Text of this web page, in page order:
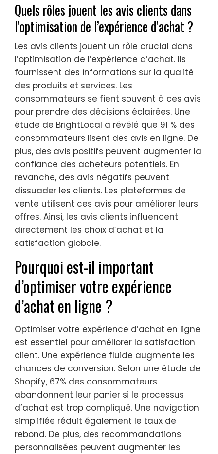
Quels rôles jouent les avis clients dans
l’optimisation de l’expérience d’achat ?
Les avis clients jouent un rôle crucial dans
l’optimisation de l’expérience d’achat. Ils
fournissent des informations sur la qualité
des produits et services. Les
consommateurs se fient souvent à ces avis
pour prendre des décisions éclairées. Une
étude de BrightLocal a révélé que 91 % des
consommateurs lisent des avis en ligne. De
plus, des avis positifs peuvent augmenter la
confiance des acheteurs potentiels. En
revanche, des avis négatifs peuvent
dissuader les clients. Les plateformes de
vente utilisent ces avis pour améliorer leurs
offres. Ainsi, les avis clients influencent
directement les choix d’achat et la
satisfaction globale.
Pourquoi est-il important
d’optimiser votre expérience
d’achat en ligne ?
Optimiser votre expérience d’achat en ligne
est essentiel pour améliorer la satisfaction
client. Une expérience fluide augmente les
chances de conversion. Selon une étude de
Shopify, 67% des consommateurs
abandonnent leur panier si le processus
d’achat est trop compliqué. Une navigation
simplifiée réduit également le taux de
rebond. De plus, des recommandations
personnalisées peuvent augmenter les